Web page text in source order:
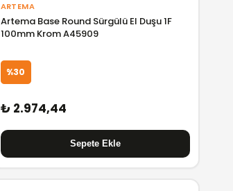
ARTEMA
Artema Base Round Sürgülü El Duşu 1F
100mm Krom A45909
%30
₺ 2.974,44